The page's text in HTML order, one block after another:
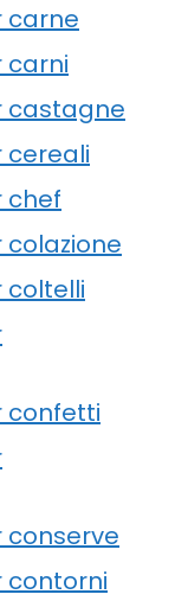
carne
carni
castagne
cereali
chef
colazione
coltelli
confetti
conserve
contorni